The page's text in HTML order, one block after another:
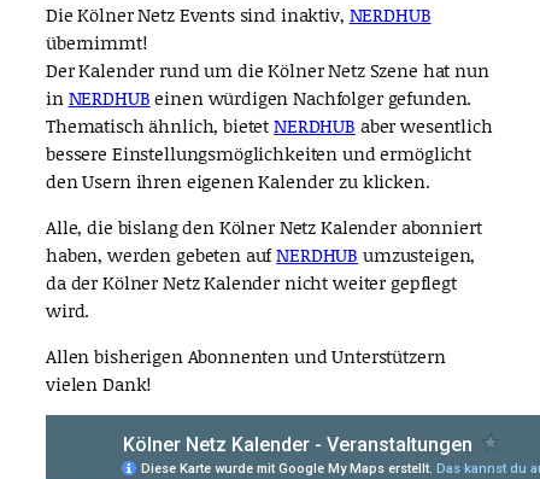
Die Kölner Netz Events sind inaktiv, NERDHUB
übernimmt!
Der Kalender rund um die Kölner Netz Szene hat nun
inNERDHUBeinen würdigen Nachfolger gefunden.
Thematisch ähnlich, bietetNERDHUB aber wesentlich
bessere Einstellungsmöglichkeiten und ermöglicht
den Usern ihren eigenen Kalender zu klicken.
Alle, die bislang den Kölner Netz Kalender abonniert
haben, werden gebeten aufNERDHUB umzusteigen,
da der Kölner Netz Kalender nicht weiter gepflegt
wird.
Allen bisherigen Abonnenten und Unterstützern
vielen Dank!